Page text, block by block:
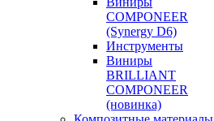
COMPONEER
(Synergy D6)
Инструменты
Виниры
BRILLIANT
COMPONEER
(новинка)